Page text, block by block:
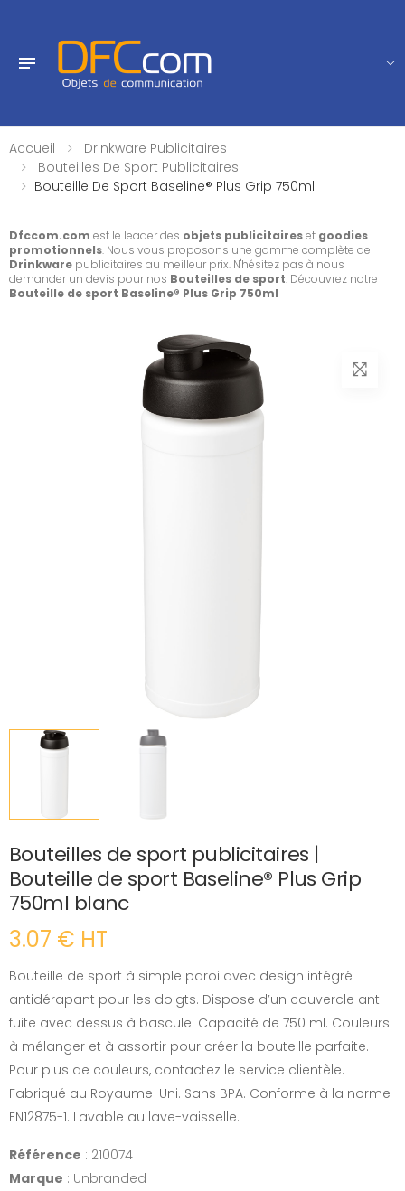
Accueil
Drinkware Publicitaires
Bouteilles De Sport Publicitaires
Bouteille De Sport Baseline® Plus Grip 750ml
Dfccom.com est le leader des objets publicitaireset goodies
promotionnels. Nous vous proposons une gamme complète de
Drinkware publicitaires au meilleur prix. N'hésitez pas à nous
demander un devis pour nos Bouteilles de sport. Découvrez notre
Bouteille de sport Baseline® Plus Grip 750ml
Bouteilles de sport publicitaires |
Bouteille de sport Baseline® Plus Grip
750ml blanc
3.07 € HT
Bouteille de sport à simple paroi avec design intégré
antidérapant pour les doigts. Dispose d’un couvercle anti-
fuite avec dessus à bascule. Capacité de 750 ml. Couleurs
à mélanger et à assortir pour créer la bouteille parfaite.
Pour plus de couleurs, contactez le service clientèle.
Fabriqué au Royaume-Uni. Sans BPA. Conforme à la norme
EN12875-1. Lavable au lave-vaisselle.
Référence : 210074
Marque : Unbranded